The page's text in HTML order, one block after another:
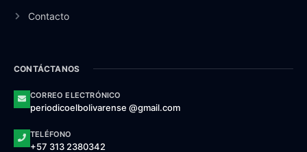
Contacto
CONTÁCTANOS
CORREO ELECTRÓNICO
periodicoelbolivarense @gmail.com
TELÉFONO
+57 313 2380342